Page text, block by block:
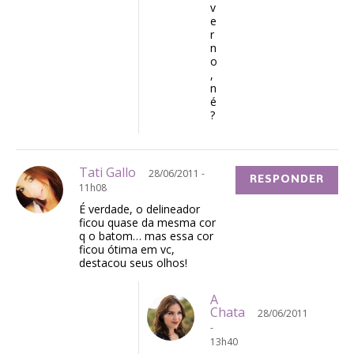
v
e
r
n
o
,
n
é
?
Tati Gallo
28/06/2011 -
11h08
É verdade, o delineador
ficou quase da mesma cor
q o batom… mas essa cor
ficou ótima em vc,
destacou seus olhos!
RESPONDER
A
Chata
28/06/2011
-
13h40